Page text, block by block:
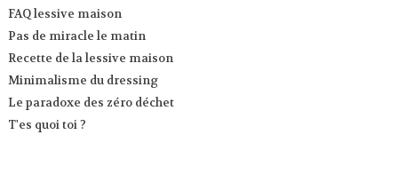
FAQ lessive maison
Pas de miracle le matin
Recette de la lessive maison
Minimalisme du dressing
Le paradoxe des zéro déchet
T'es quoi toi ?